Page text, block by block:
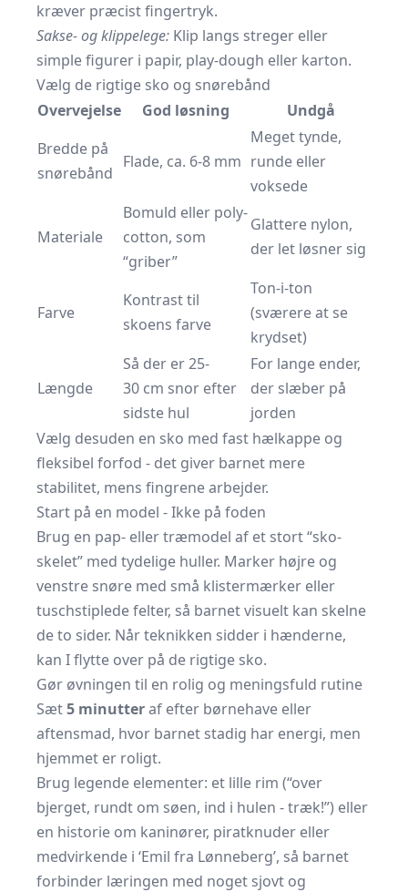
kræver præcist fingertryk.
Sakse- og klippelege: Klip langs streger eller
simple figurer i papir, play-dough eller karton.
Vælg de rigtige sko og snørebånd
Overvejelse
God løsning
Undgå
Bredde på
snørebånd
Flade, ca. 6-8 mm
Meget tynde,
runde eller
voksede
Materiale
Bomuld eller poly-
cotton, som
“griber”
Glattere nylon,
der let løsner sig
Farve
Kontrast til
skoens farve
Ton-i-ton
(sværere at se
krydset)
Længde
Så der er 25-
30 cm snor efter
sidste hul
For lange ender,
der slæber på
jorden
Vælg desuden en sko med fast hælkappe og
fleksibel forfod - det giver barnet mere
stabilitet, mens fingrene arbejder.
Start på en model - Ikke på foden
Brug en pap- eller træmodel af et stort “sko-
skelet” med tydelige huller. Marker højre og
venstre snøre med små klistermærker eller
tuschstiplede felter, så barnet visuelt kan skelne
de to sider. Når teknikken sidder i hænderne,
kan I flytte over på de rigtige sko.
Gør øvningen til en rolig og meningsfuld rutine
Sæt5 minutteraf efter børnehave eller
aftensmad, hvor barnet stadig har energi, men
hjemmet er roligt.
Brug legende elementer: et lille rim (“over
bjerget, rundt om søen, ind i hulen - træk!”) eller
en historie om kaninører, piratknuder eller
medvirkende i ‘Emil fra Lønneberg’, så barnet
forbinder læringen med noget sjovt og